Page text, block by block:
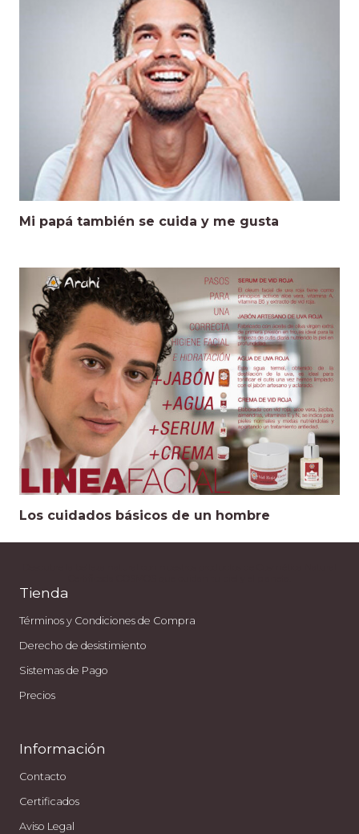
Mi papá también se cuida y me gusta
Los cuidados básicos de un hombre
Tienda
Términos y Condiciones de Compra
Derecho de desistimiento
Sistemas de Pago
Precios
Información
Contacto
Certificados
Aviso Legal